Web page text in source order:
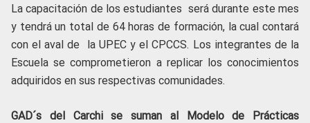
La capacitación de los estudiantes será durante este mes
y tendrá un total de 64 horas de formación, la cual contará
con el aval de la UPEC y el CPCCS. Los integrantes de la
Escuela se comprometieron a replicar los conocimientos
adquiridos en sus respectivas comunidades.
GAD´s del Carchi se suman al Modelo de Prácticas